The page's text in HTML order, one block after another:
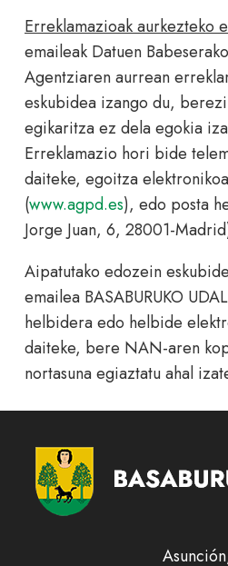
Erreklamazioak aurkezteko
emaileak Datuen
Agentziaren aurrean
eskubidea izango du,
egikaritza ez dela egokia
Erreklamazio hori bide
daiteke, egoitza
(www.agpd.es), edo posta
Jorge Juan, 6, 28001-
Aipatutako edozein
emailea BASABURUKO
helbidera edo helbide
daiteke, bere NAN-aren
nortasuna egiaztatu ahal